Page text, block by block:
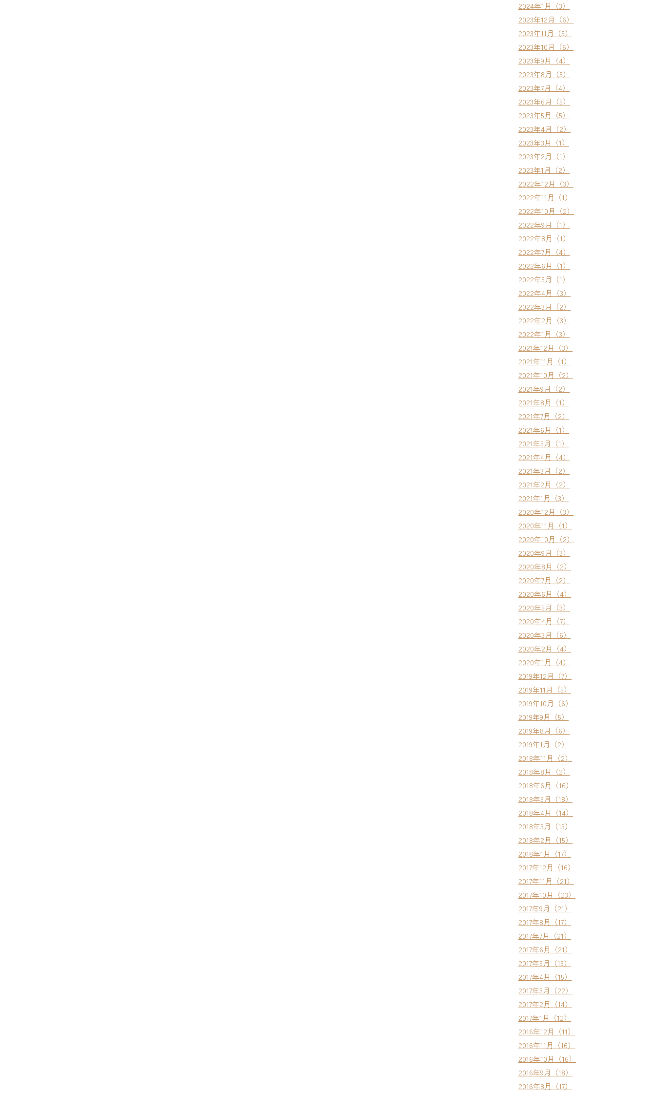
2024年1月（3）
2023年12月（6）
2023年11月（5）
2023年10月（6）
2023年9月（4）
2023年8月（5）
2023年7月（4）
2023年6月（5）
2023年5月（5）
2023年4月（2）
2023年3月（1）
2023年2月（1）
2023年1月（2）
2022年12月（3）
2022年11月（1）
2022年10月（2）
2022年9月（1）
2022年8月（1）
2022年7月（4）
2022年6月（1）
2022年5月（1）
2022年4月（3）
2022年3月（2）
2022年2月（3）
2022年1月（3）
2021年12月（3）
2021年11月（1）
2021年10月（2）
2021年9月（2）
2021年8月（1）
2021年7月（2）
2021年6月（1）
2021年5月（1）
2021年4月（4）
2021年3月（2）
2021年2月（2）
2021年1月（3）
2020年12月（3）
2020年11月（1）
2020年10月（2）
2020年9月（3）
2020年8月（2）
2020年7月（2）
2020年6月（4）
2020年5月（3）
2020年4月（7）
2020年3月（6）
2020年2月（4）
2020年1月（4）
2019年12月（7）
2019年11月（5）
2019年10月（6）
2019年9月（5）
2019年8月（6）
2019年1月（2）
2018年11月（2）
2018年8月（2）
2018年6月（16）
2018年5月（18）
2018年4月（14）
2018年3月（13）
2018年2月（15）
2018年1月（17）
2017年12月（16）
2017年11月（21）
2017年10月（23）
2017年9月（21）
2017年8月（17）
2017年7月（21）
2017年6月（21）
2017年5月（15）
2017年4月（15）
2017年3月（22）
2017年2月（14）
2017年1月（12）
2016年12月（11）
2016年11月（16）
2016年10月（16）
2016年9月（18）
2016年8月（17）